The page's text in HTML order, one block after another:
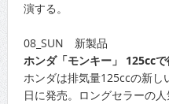
演する。
08_SUN 新製品
ホンダ「モンキー」 125cc
ホンダは排気量125ccの新
日に発売。ロングセラーの